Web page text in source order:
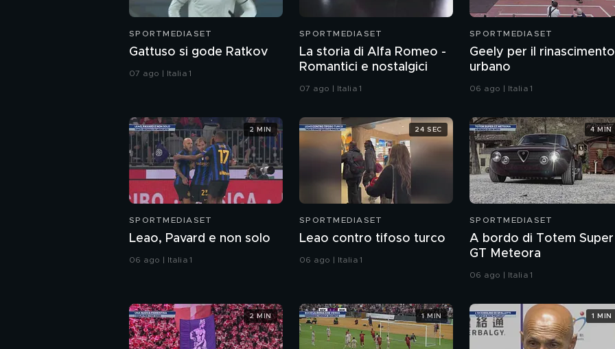
SPORTMEDIASET
Gattuso si gode Ratkov
07 ago | Italia 1
SPORTMEDIASET
La storia di Alfa Romeo -
Romantici e nostalgici
07 ago | Italia 1
SPORTMEDIASET
Geely per il rinascimento
urbano
06 ago | Italia 1
SPORTMEDIASET
Leao, Pavard e non solo
06 ago | Italia 1
2 MIN
SPORTMEDIASET
Leao contro tifoso turco
06 ago | Italia 1
24 SEC
SPORTMEDIASET
A bordo di Totem Super
GT Meteora
06 ago | Italia 1
4 MIN
2 MIN 1 MIN 1 MIN